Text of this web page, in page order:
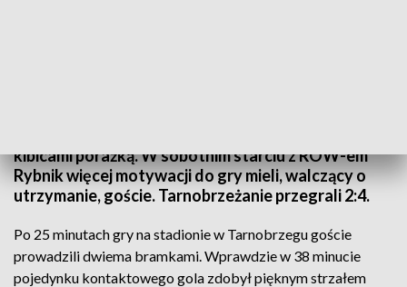
kibicami porażką. W sobotnim starciu z ROW-em
Rybnik więcej motywacji do gry mieli, walczący o
utrzymanie, goście. Tarnobrzeżanie przegrali 2:4.
Po 25 minutach gry na stadionie w Tarnobrzegu goście
prowadzili dwiema bramkami. Wprawdzie w 38 minucie
pojedynku kontaktowego gola zdobył pięknym strzałem